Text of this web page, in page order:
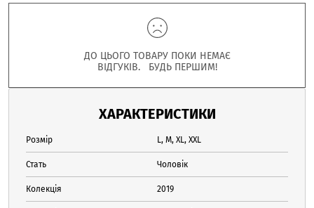
ДО ЦЬОГО ТОВАРУ ПОКИ НЕМАЄ
ВІДГУКІВ. БУДЬ ПЕРШИМ!
ХАРАКТЕРИСТИКИ
Розмір L, M, XL, XXL
Стать Чоловік
Колекція 2019